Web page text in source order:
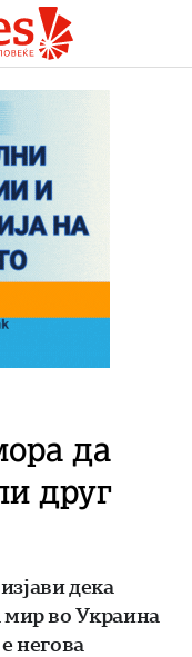
да
друг
дека
мир во Украина
негова